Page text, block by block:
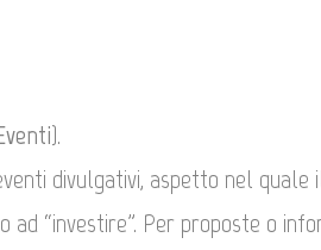
).
divulgativi, aspetto nel quale
“investire”. Per proposte o